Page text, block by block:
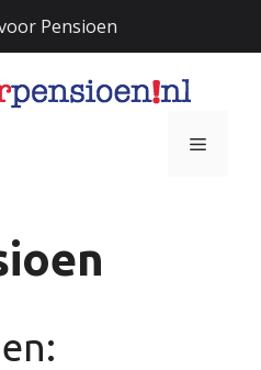
Pensioen
Menu